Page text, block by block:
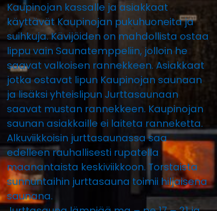
Kaupinojan kassalle ja asiakkaat
käyttävät Kaupinojan pukuhuoneita ja
suihkuja. Kävijöiden on mahdollista ostaa
lippu vain Saunatemppeliin, jolloin he
saavat valkoisen rannekkeen. Asiakkaat
jotka ostavat lipun Kaupinojan saunaan
ja lisäksi yhteislipun Jurttasaunaan
saavat mustan rannekkeen. Kaupinojan
saunan asiakkaille ei laiteta ranneketta.
Alkuviikkoisin jurttasaunassa saa
edelleen rauhallisesti rupatella
maanantaista keskiviikkoon. Torstaista
sunnuntaihin jurttasauna toimii hiljaisena
saunana.